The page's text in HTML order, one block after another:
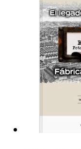
multiple
variants.
options
chosen